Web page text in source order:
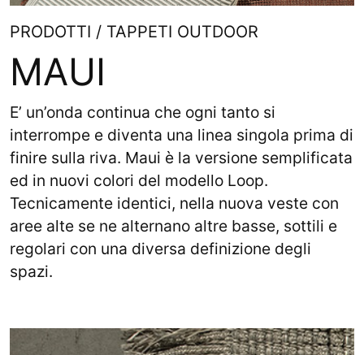
PRODOTTI / TAPPETI OUTDOOR
MAUI
E’ un’onda continua che ogni tanto si
interrompe e diventa una linea singola prima di
finire sulla riva. Maui è la versione semplificata
ed in nuovi colori del modello Loop.
Tecnicamente identici, nella nuova veste con
aree alte se ne alternano altre basse, sottili e
regolari con una diversa definizione degli
spazi.